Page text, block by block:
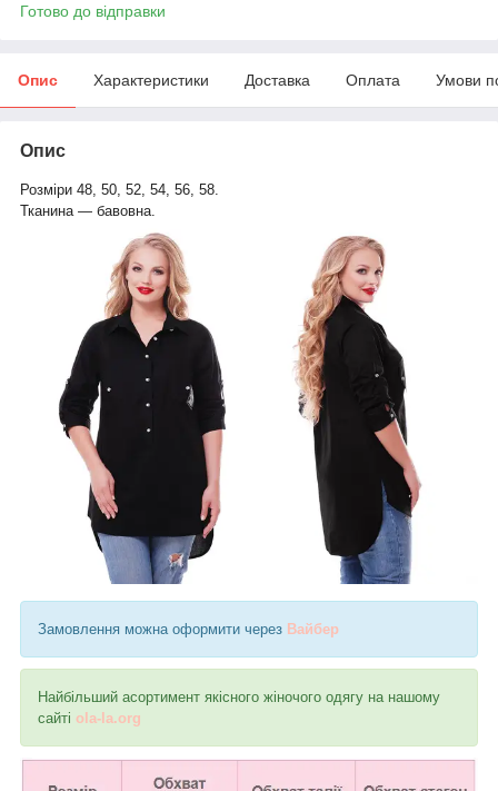
Готово до відправки
Опис Характеристики Доставка Оплата Умови
Опис
Розміри 48, 50, 52, 54, 56, 58.
Тканина — бавовна.
Замовлення можна оформити через Вайбер
Найбільший асортимент якісного жіночого одягу на нашому
сайті ola-la.org